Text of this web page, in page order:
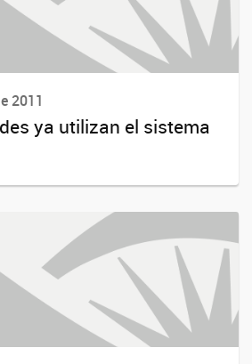
2011
ya utilizan el sistema